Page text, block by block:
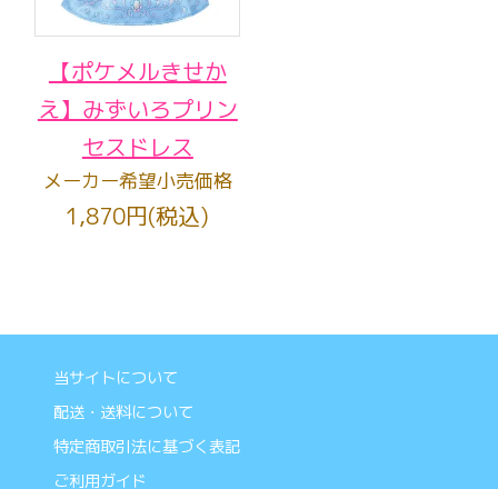
【ポケメルきせか
え】みずいろプリン
セスドレス
メーカー希望小売価格
1,870円(税込)
当サイトについて
配送・送料について
特定商取引法に基づく表記
ご利用ガイド